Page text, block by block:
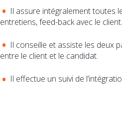
Il assure intégralement toutes
entretiens, feed-back avec le
Il conseille et assiste les deux
entre le client et le candidat.
Il effectue un suivi de